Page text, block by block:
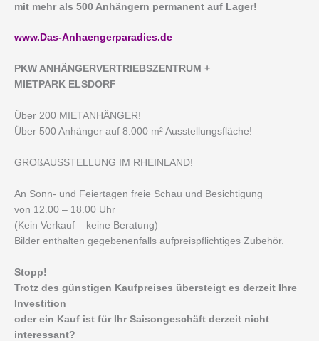
mit mehr als 500 Anhängern permanent auf Lager!
www.Das-Anhaengerparadies.de
P KW ANHÄNGERVERTRIEBSZENTRUM +
MIETPARK ELSDORF
Über 200 MIETANHÄNGER!
Über 500 Anhänger auf 8.000 m² Ausstellungsfläche!
GROßAUSSTELLUNG IM RHEINLAND!
An Sonn- und Feiertagen freie Schau und Besichtigung
von 12.00 – 18.00 Uhr
(Kein Verkauf – keine Beratung)
Bilder enthalten gegebenenfalls aufpreispflichtiges Zubehör.
Stopp!
Trotz des günstigen Kaufpreises übersteigt es derzeit Ihre
Investition
oder ein Kauf ist für Ihr Saisongeschäft derzeit nicht
interessant?